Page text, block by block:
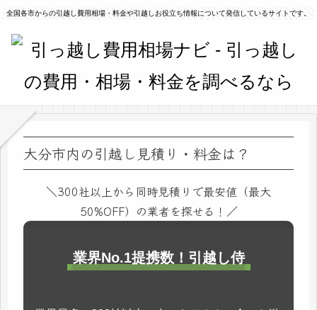
全国各市からの引越し費用相場・料金や引越しお役立ち情報について発信しているサイトです。
大分市内の引越し見積り・料金は？
＼300社以上から同時見積りで最安値（最大
50%OFF）の業者を探せる！／
業界No.1提携数！引越し侍